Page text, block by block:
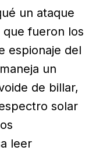
un ataque
que fueron los
espionaje del
un
de billar,
solar
leer